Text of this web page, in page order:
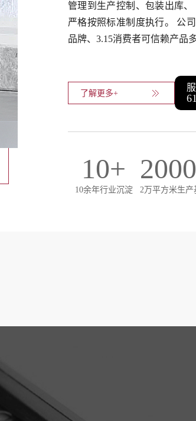
管理到生产控制、包装出库
严格按照标准制度执行。 公
品牌、3.15消费者可信赖产品
了解更多+
10+
10余年行业沉淀 2万平方米生产